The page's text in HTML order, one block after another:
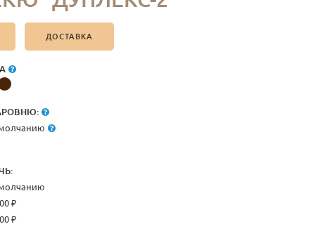
ДОСТАВКА
₽
₽